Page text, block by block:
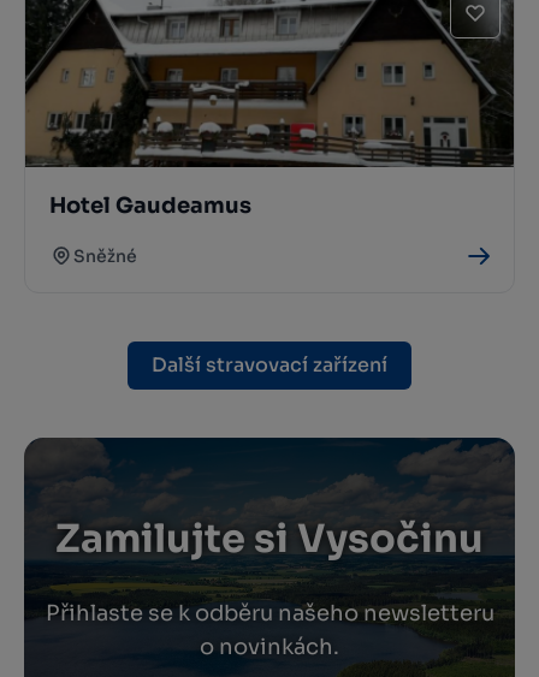
Hotel Gaudeamus
Sněžné
Další stravovací zařízení
Zamilujte si Vysočinu
Přihlaste se k odběru našeho newsletteru
o novinkách.